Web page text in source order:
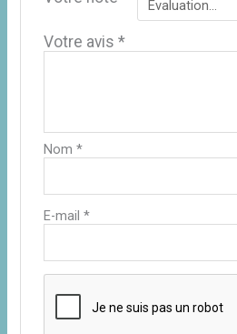
Votre avis *
Nom *
E-mail *